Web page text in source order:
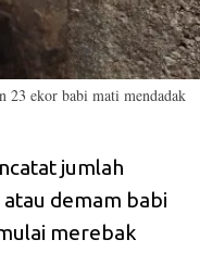
23 ekor babi mati mendadak
jumlah
atau demam babi
merebak